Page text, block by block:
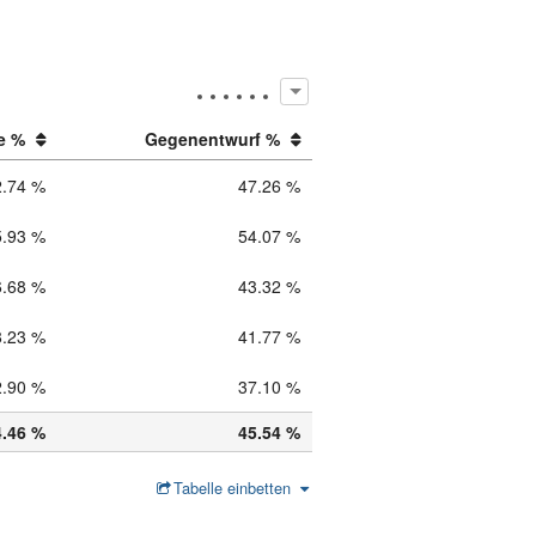
%
Gegenentwurf %
%
47.26 %
% 54.07 %
% 43.32 %
% 41.77 %
%
37.10 %
%
45.54 %
Tabelle einbetten